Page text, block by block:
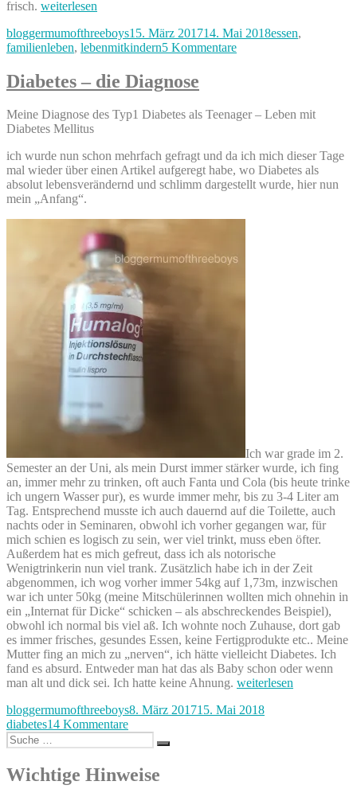
frisch. „Die
mit
dem
Essen“
weiterlesen
Autor
bloggermumofthreeboysVeröffentlicht
am
15. März 201714. Mai 2018Kategorien
essen,
familienleben, lebenmitkindern5 Kommentarezu
gemeinsamen
Diabetes – die Diagnose
Meine Diagnose des Typ1 Diabetes als Teenager – Leben mit
Diabetes Mellitus
ich wurde nun schon mehrfach gefragt und da ich mich dieser Tage
mal wieder über einen Artikel aufgeregt habe, wo Diabetes als
absolut lebensverändernd und schlimm dargestellt wurde, hier nun
mein „Anfang“.
Ich war grade im 2.
Semester an der Uni, als mein Durst immer stärker wurde, ich fing
an, immer mehr zu trinken, oft auch Fanta und Cola (bis heute trinke
ich ungern Wasser pur), es wurde immer mehr, bis zu 3-4 Liter am
Tag. Entsprechend musste ich auch dauernd auf die Toilette, auch
nachts oder in Seminaren, obwohl ich vorher gegangen war, für
mich schien es logisch zu sein, wer viel trinkt, muss eben öfter.
Außerdem hat es mich gefreut, dass ich als notorische
Wenigtrinkerin nun viel trank. Zusätzlich habe ich in der Zeit
abgenommen, ich wog vorher immer 54kg auf 1,73m, inzwischen
war ich unter 50kg (meine Mitschülerinnen wollten mich ohnehin in
ein „Internat für Dicke“ schicken – als abschreckendes Beispiel),
obwohl ich normal bis viel aß. Ich wohnte noch Zuhause, dort gab
es immer frisches, gesundes Essen, keine Fertigprodukte etc.. Meine
Mutter fing an mich zu „nerven“, ich hätte vielleicht Diabetes. Ich
fand es absurd. Entweder man hat das als Baby schon oder wenn
man alt und dick sei. Ich hatte keine Ahnung. „Diabetes
die
weiterlesen
Autor
bloggermumofthreeboysVeröffentlicht
8. März 201715. Mai 2018Kategorien
diabetes14 Kommentarezu
Diabetes
–
die
Diagnose
Suche
nach:
Suchen
Wichtige Hinweise